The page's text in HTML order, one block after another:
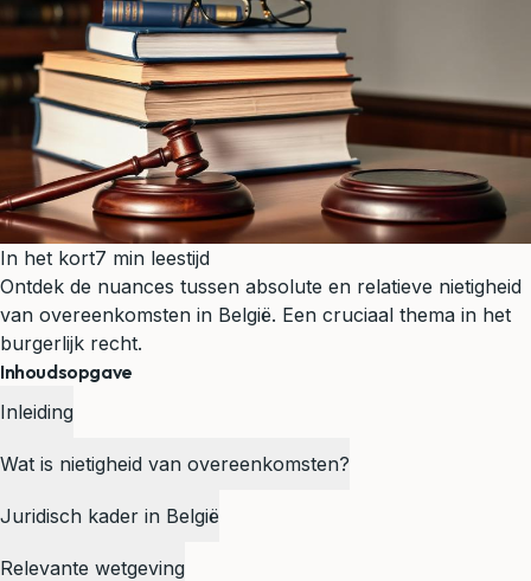
In het kort7 min leestijd
Ontdek de nuances tussen absolute en relatieve nietigheid
van overeenkomsten in België. Een cruciaal thema in het
burgerlijk recht.
Inhoudsopgave
Inleiding
Wat is nietigheid van overeenkomsten?
Juridisch kader in België
Relevante wetgeving